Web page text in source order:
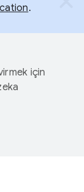
.
için